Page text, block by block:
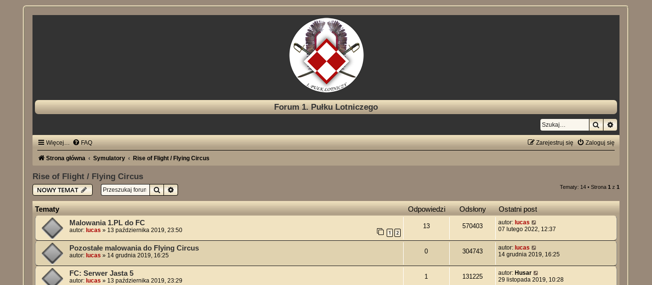
Forum 1. Pułku Lotniczego
Szukaj
Więcej… FAQ Zaloguj się
Zarejestruj się
Strona główna Symulatory Rise of Flight / Flying Circus
Rise of Flight / Flying Circus
NOWY TEMAT
SzukajWyszukiwanie zaawansowane Tematy: 14 • Strona 1 z 1
Tematy Odpowiedzi Odsłony Ostatni post
Malowania 1.PL do FC
autor: lucas » 13 października 2019, 23:50 1 2
13 570403 autor: lucas
07 lutego 2022, 12:37
Pozostałe malowania do Flying Circus
autor: lucas » 14 grudnia 2019, 16:25
0 304743 autor: lucas
14 grudnia 2019, 16:25
FC: Serwer Jasta 5
autor: lucas » 13 października 2019, 23:29
1 131225 autor: Husar
29 listopada 2019, 10:28